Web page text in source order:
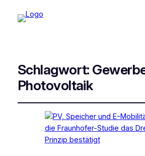
Schlagwort:
Photovoltaik